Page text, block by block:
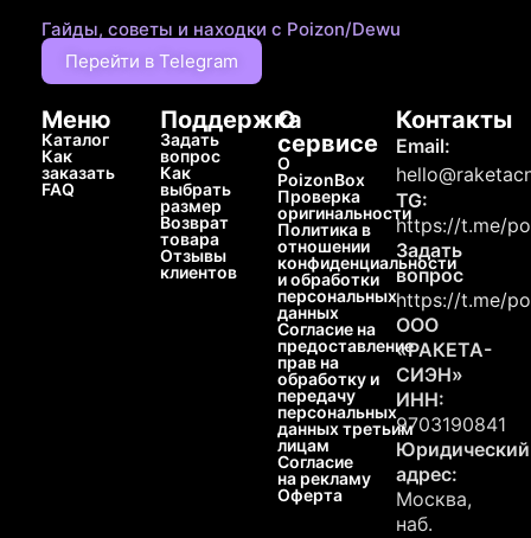
Гайды, советы и находки с Poizon/Dewu
Перейти в Telegram
Меню
Каталог
Как
заказать
FAQ
Поддержка
Задать
вопрос
Как
выбрать
размер
Возврат
товара
Отзывы
клиентов
О
сервисе
О
PoizonBox
Проверка
оригинальности
Политика в
отношении
конфиденциальности
и обработки
персональных
данных
Согласие на
предоставление
прав на
обработку и
передачу
персональных
данных третьим
лицам
Согласие
на рекламу
Оферта
Контакты
Email:
TG:
https://t.me/
Задать
вопрос
https://t.me/
ООО
«РАКЕТА-
СИЭН»
ИНН:
9703190841
Юридический
адрес:
Москва,
наб.